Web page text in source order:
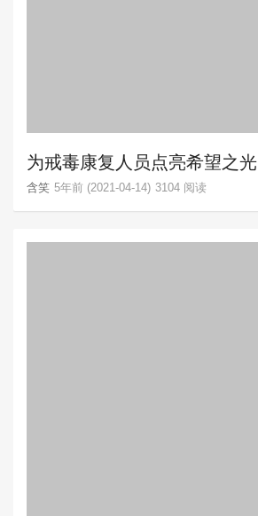
为戒毒康复人员点亮希望之光
含笑 5年前 (2021-04-14) 3104 阅读